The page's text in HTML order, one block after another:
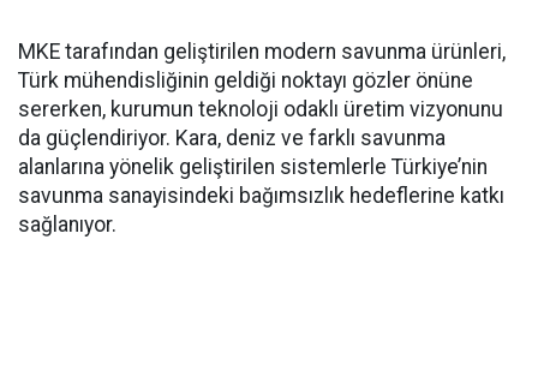
MKE tarafından geliştirilen modern savunma ürünleri,
Türk mühendisliğinin geldiği noktayı gözler önüne
sererken, kurumun teknoloji odaklı üretim vizyonunu
da güçlendiriyor. Kara, deniz ve farklı savunma
alanlarına yönelik geliştirilen sistemlerle Türkiye’nin
savunma sanayisindeki bağımsızlık hedeflerine katkı
sağlanıyor.